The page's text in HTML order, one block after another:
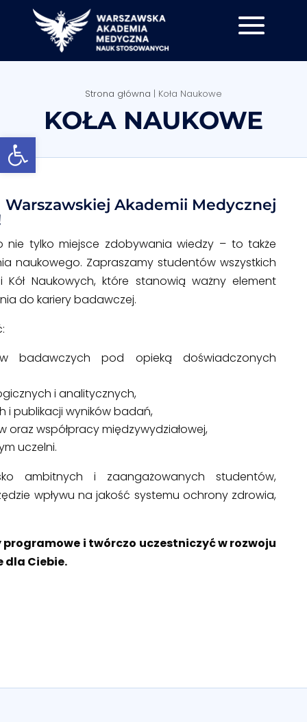
Strona główna | Koła Naukowe
KOŁA NAUKOWE
Warszawskiej Akademii Medycznej
nie tylko miejsce zdobywania wiedzy – to także
naukowego. Zapraszamy studentów wszystkich
Kół Naukowych, które stanowią ważny element
do kariery badawczej.
badawczych pod opieką doświadczonych
i analitycznych,
i publikacji wyników badań,
współpracy międzywydziałowej,
uczelni.
ambitnych i zaangażowanych studentów,
wpływu na jakość systemu ochrony zdrowia,
i twórczo uczestniczyć w rozwoju
dla Ciebie.
Otwórz pasek narzędzi